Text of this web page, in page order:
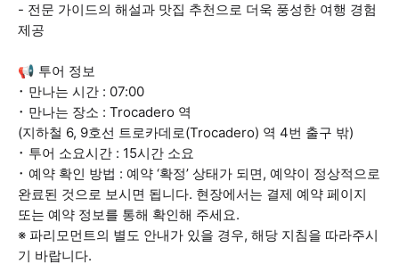
- 전문 가이드의 해설과 맛집 추천으로 더욱 풍성한 여행 경험
제공
📢 투어 정보
･ 만나는 시간 : 07:00
･ 만나는 장소 : Trocadero 역
(지하철 6, 9호선 트로카데로(Trocadero) 역 4번 출구 밖)
･ 투어 소요시간 : 15시간 소요
･ 예약 확인 방법 : 예약 ‘확정’ 상태가 되면, 예약이 정상적으로
완료된 것으로 보시면 됩니다. 현장에서는 결제 예약 페이지
또는 예약 정보를 통해 확인해 주세요.
※ 파리모먼트의 별도 안내가 있을 경우, 해당 지침을 따라주시
기 바랍니다.